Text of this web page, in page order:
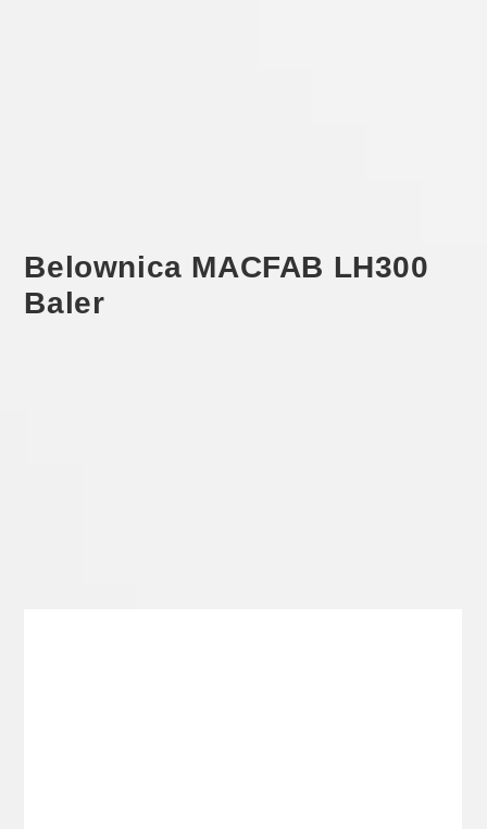
Belownica MACFAB LH300
Baler